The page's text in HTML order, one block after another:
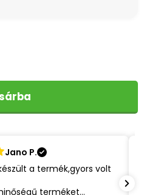
Jano P.
a termék,gyors volt
terméket